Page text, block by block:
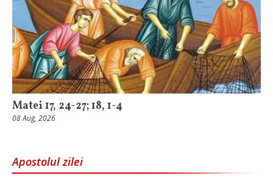
Matei 17, 24-27; 18, 1-4
08 Aug, 2026
Apostolul zilei